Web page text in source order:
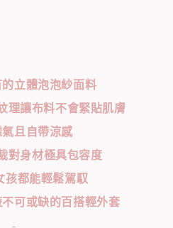
立體泡泡紗面料
理讓布料不會緊貼肌膚
且自帶涼感
對身材極具包容度
孩都能輕鬆駕馭
可或缺的百搭輕外套
-